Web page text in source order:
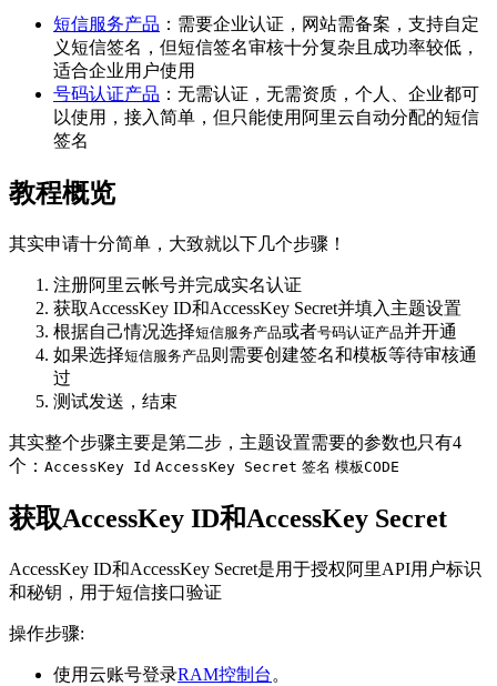
短信服务产品 ：需要企业认证，网站需备案，支持自定
义短信签名，但短信签名审核十分复杂且成功率较低，
适合企业用户使用
号码认证产品 ：无需认证，无需资质，个人、企业都可
以使用，接入简单，但只能使用阿里云自动分配的短信
签名
教程概览
其实申请十分简单，大致就以下几个步骤！
注册阿里云帐号并完成实名认证
获取AccessKey ID和AccessKey Secret并填入主题设置
根据自己情况选择短信服务产品或者号码认证产品并开通
如果选择短信服务产品 则需要创建签名和模板等待审核通
过
测试发送，结束
其实整个步骤主要是第二步，主题设置需要的参数也只有4
个： AccessKey Id AccessKey Secret 签名 模板CODE
获取AccessKey ID和AccessKey Secret
AccessKey ID和AccessKey Secret是用于授权阿里API用户标识
和秘钥，用于短信接口验证
操作步骤:
使用云账号登录RAM控制台 。